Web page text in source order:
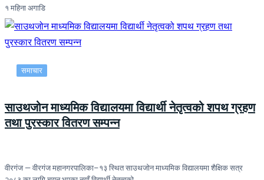
१ महिना अगाडि
समाचार
साउथजोन माध्यमिक विद्यालयमा विद्यार्थी नेतृत्वको शपथ ग्रहण
तथा पुरस्कार वितरण सम्पन्न
वीरगंज — वीरगंज महानगरपालिका–१३ स्थित साउथजोन माध्यमिक विद्यालयमा शैक्षिक सत्र